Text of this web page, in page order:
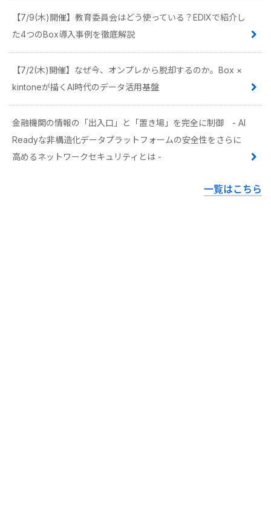
【7/9(木)開催】教育委員会はどう使っている？EDIXで紹介し
た4つのBox導入事例を徹底解説
【7/2(木)開催】なぜ今、オンプレから脱却するのか。Box ×
kintoneが描くAI時代のデータ活用基盤
金融機関の情報の「出入口」と「置き場」を完全に制御 - AI
Readyな非構造化データプラットフォームの安全性をさらに
高めるネットワークセキュリティとは -
一覧はこちら